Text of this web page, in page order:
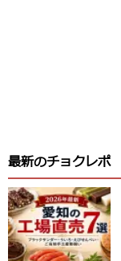
最新のチョクレポ